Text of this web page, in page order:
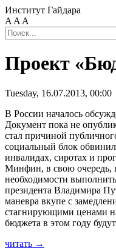
Институт Гайдара
A A A
Проект
Tuesday, 16.07.2013, 00:00
В России началось
Документ пока не
стал причиной
социальный блок
инвалидах, сиротах и
Минфин, в свою очередь,
необходимости
президента Владимира
маневра вкупе с
стагнирующими ценами
бюджета в этом году
читать →